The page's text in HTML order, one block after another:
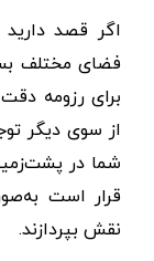
اگر قصد
فضای مختلف
برای رزومه
از سوی دیگر
شما در
قرار است
نقش بپردازند.